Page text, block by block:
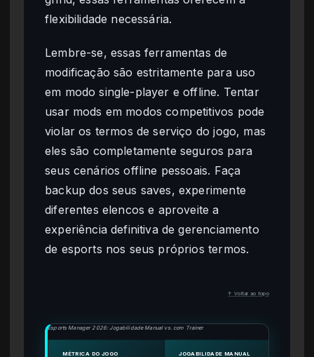
flexibilidade necessária.
Lembre-se, essas ferramentas de
modificação são estritamente para uso
em modo single-player e offline. Tentar
usar mods em modos competitivos pode
violar os termos de serviço do jogo, mas
eles são completamente seguros para
seus cenários offline pessoais. Faça
backup dos seus saves, experimente
diferentes elencos e aproveite a
experiência definitiva de gerenciamento
de esports nos seus próprios termos.
↑ Voltar ao topo
Esports Manager 2026: Jogabilidade Manual vs. com Trainer
MÉTRICA DO JOGO JOGABILIDADE MANUAL